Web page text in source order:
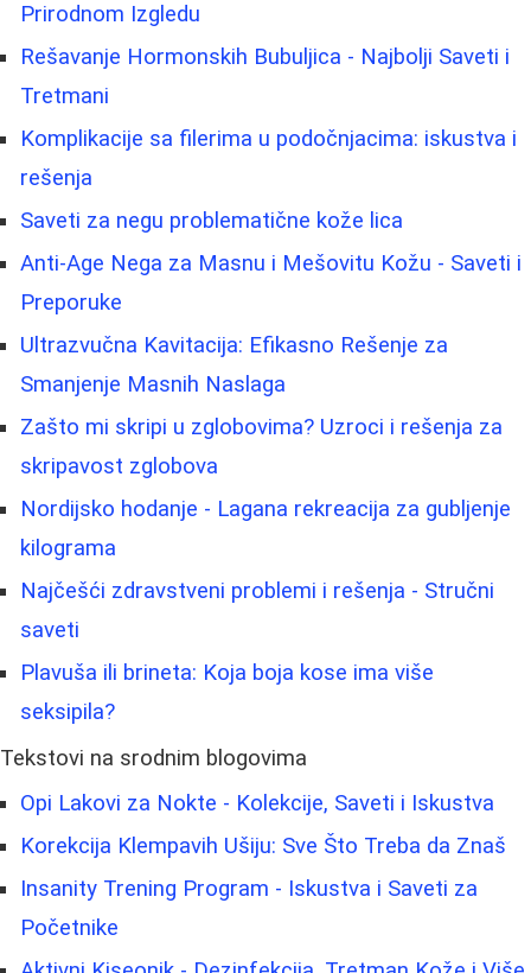
Prirodnom Izgledu
Rešavanje Hormonskih Bubuljica - Najbolji Saveti i
Tretmani
Komplikacije sa filerima u podočnjacima: iskustva i
rešenja
Saveti za negu problematične kože lica
Anti-Age Nega za Masnu i Mešovitu Kožu - Saveti i
Preporuke
Ultrazvučna Kavitacija: Efikasno Rešenje za
Smanjenje Masnih Naslaga
Zašto mi skripi u zglobovima? Uzroci i rešenja za
skripavost zglobova
Nordijsko hodanje - Lagana rekreacija za gubljenje
kilograma
Najčešći zdravstveni problemi i rešenja - Stručni
saveti
Plavuša ili brineta: Koja boja kose ima više
seksipila?
Tekstovi na srodnim blogovima
Opi Lakovi za Nokte - Kolekcije, Saveti i Iskustva
Korekcija Klempavih Ušiju: Sve Što Treba da Znaš
Insanity Trening Program - Iskustva i Saveti za
Početnike